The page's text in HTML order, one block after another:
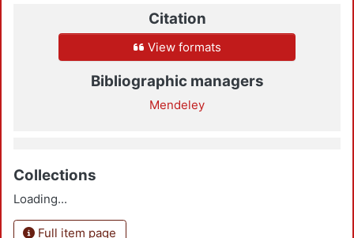
Citation
View formats
Bibliographic managers
Mendeley
Collections
Loading...
Full item page